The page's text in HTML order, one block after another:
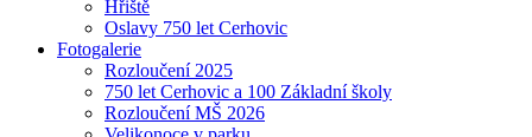
Hřiště
Oslavy 750 let Cerhovic
Fotogalerie
Rozloučení 2025
750 let Cerhovic a 100 Základní školy
Rozloučení MŠ 2026